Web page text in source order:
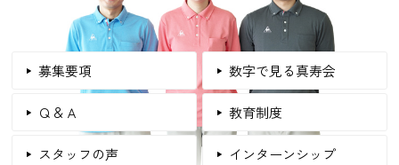
募集要項 数字で見る真寿会
Ｑ＆Ａ 教育制度
スタッフの声 インターンシップ